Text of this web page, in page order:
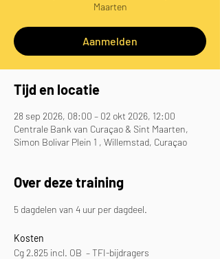
Maarten
Aanmelden
Tijd en locatie
28 sep 2026, 08:00 – 02 okt 2026, 12:00
Centrale Bank van Curaçao & Sint Maarten,
Simon Bolivar Plein 1 , Willemstad, Curaçao
Over deze training
5 dagdelen van 4 uur per dagdeel.
Kosten
Cg 2.825 incl. OB  – TFI-bijdragers